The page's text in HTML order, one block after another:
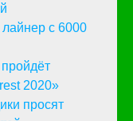
с 6000
2020»
просят